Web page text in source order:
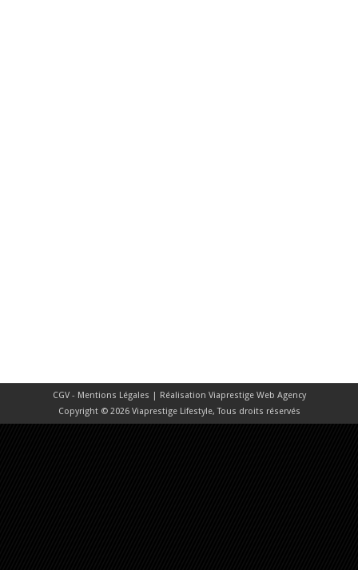
CGV - Mentions Légales | Réalisation Viaprestige Web Agency
Copyright © 2026 Viaprestige Lifestyle, Tous droits réservés